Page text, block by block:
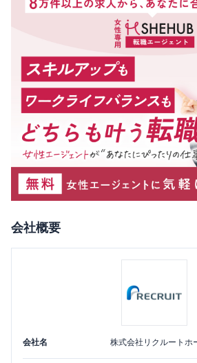
会社概要
会社名 株式会社リクルートホ